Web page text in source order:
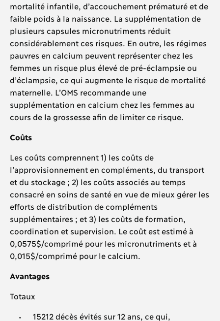
mortalité infantile, d’accouchement prématuré et de
faible poids à la naissance. La supplémentation de
plusieurs capsules micronutriments réduit
considérablement ces risques. En outre, les régimes
pauvres en calcium peuvent représenter chez les
femmes un risque plus élevé de pré-éclampsie ou
d’éclampsie, ce qui augmente le risque de mortalité
maternelle. L’OMS recommande une
supplémentation en calcium chez les femmes au
cours de la grossesse afin de limiter ce risque.
Coûts
Les coûts comprennent 1) les coûts de
l’approvisionnement en compléments, du transport
et du stockage ; 2) les coûts associés au temps
consacré en soins de santé en vue de mieux gérer les
efforts de distribution de compléments
supplémentaires ; et 3) les coûts de formation,
coordination et supervision. Le coût est estimé à
0,0575$/comprimé pour les micronutriments et à
0,015$/comprimé pour le calcium.
Avantages
Totaux
15212 décès évités sur 12 ans, ce qui,